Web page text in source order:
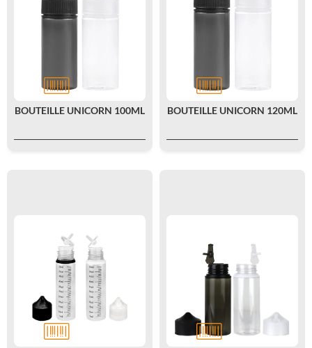
BOUTEILLE UNICORN 100ML BOUTEILLE UNICORN 120ML